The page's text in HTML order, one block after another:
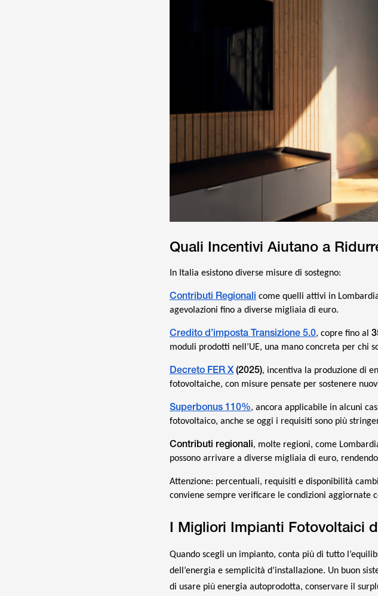
Quali Incentivi Aiutano a
In Italia esistono diverse misure di sostegno:
Contributi Regionali come quelli attivi in
agevolazioni fino a diverse migliaia di euro.
Credito d’imposta Transizione 5.0, copre fino al
moduli prodotti nell’UE, una mano concreta per chi
Decreto FER X(2025), incentiva la produzione di
fotovoltaiche, con misure pensate per sostenere
Superbonus 110%, ancora applicabile in alcuni
fotovoltaico, anche se oggi i requisiti sono più
Contributi regionali, molte regioni, come
possono arrivare a diverse migliaia di euro,
Attenzione: percentuali, requisiti e disponibilità
conviene sempre verificare le condizioni aggiornate
I Migliori Impianti Fotovoltaici
Quando scegli un impianto, conta più di tutto
dell’energia e semplicità d’installazione. Un buon
di usare più energia autoprodotta, conservare il